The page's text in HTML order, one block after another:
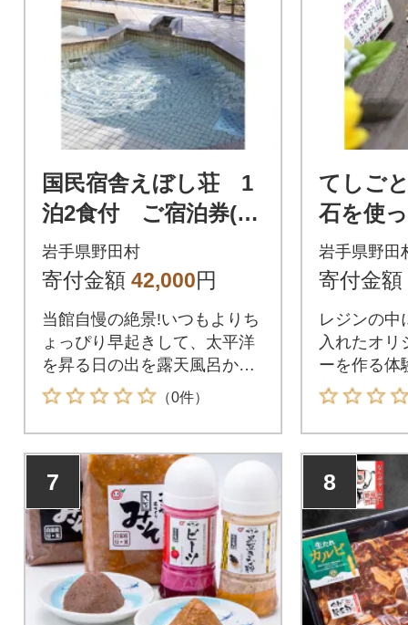
国民宿舎えぼし荘 1
泊2食付 ご宿泊券(1
名様)
岩手県野田村
寄付金額 42,000円
当館自慢の絶景!いつもよりち
ょっぴり早起きして、太平洋
を昇る日の出を露天風呂から
お楽しみください!
（0件）
てしご
石を使
クセサ
チケッ
岩手県野田
寄付金額
レジンの中
入れたオリ
ーを作る体
7 8